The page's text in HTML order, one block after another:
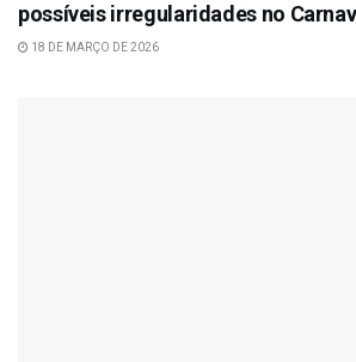
possíveis irregularidades no
18 DE MARÇO DE 2026